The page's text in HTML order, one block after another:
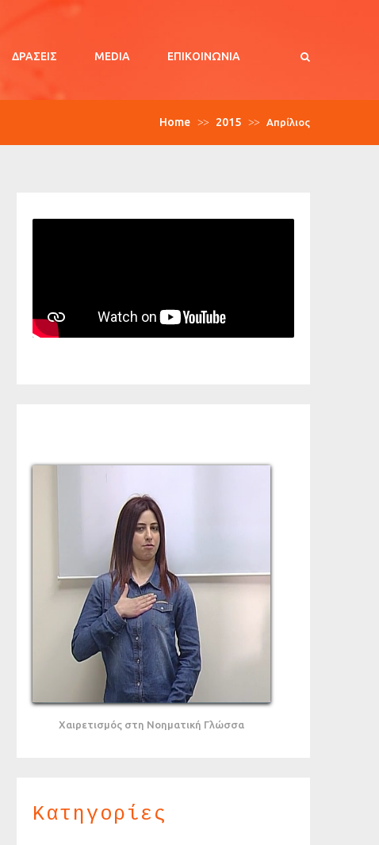
ΔΡΑΣΕΙΣ MEDIA ΕΠΙΚΟΙΝΩΝΊΑ
Home >> 2015 >> Απρίλιος
Χαιρετισμός στη Νοηματική Γλώσσα
Κατηγορίες